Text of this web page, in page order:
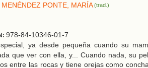
MENÉNDEZ PONTE, MARÍA(trad.)
978-84-10346-01-7
ya desde pequeña cuando su
que ver con ella, y... Cuando nada, su
entre las rocas y tiene orejas como